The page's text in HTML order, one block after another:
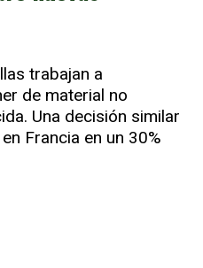
trabajan a
de material no
Una decisión similar
Francia en un 30%